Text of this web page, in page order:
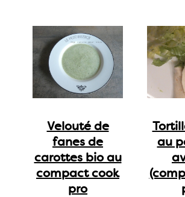
Velouté de
fanes de
carottes bio au
compact cook
pro
au